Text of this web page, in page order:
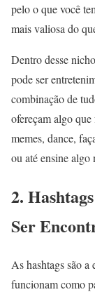
pelo o que você
mais valiosa do
Dentro desse
pode ser
combinação de
ofereçam algo que
memes, dance,
ou até ensine algo
2.
Ser
As hashtags são
funcionam como